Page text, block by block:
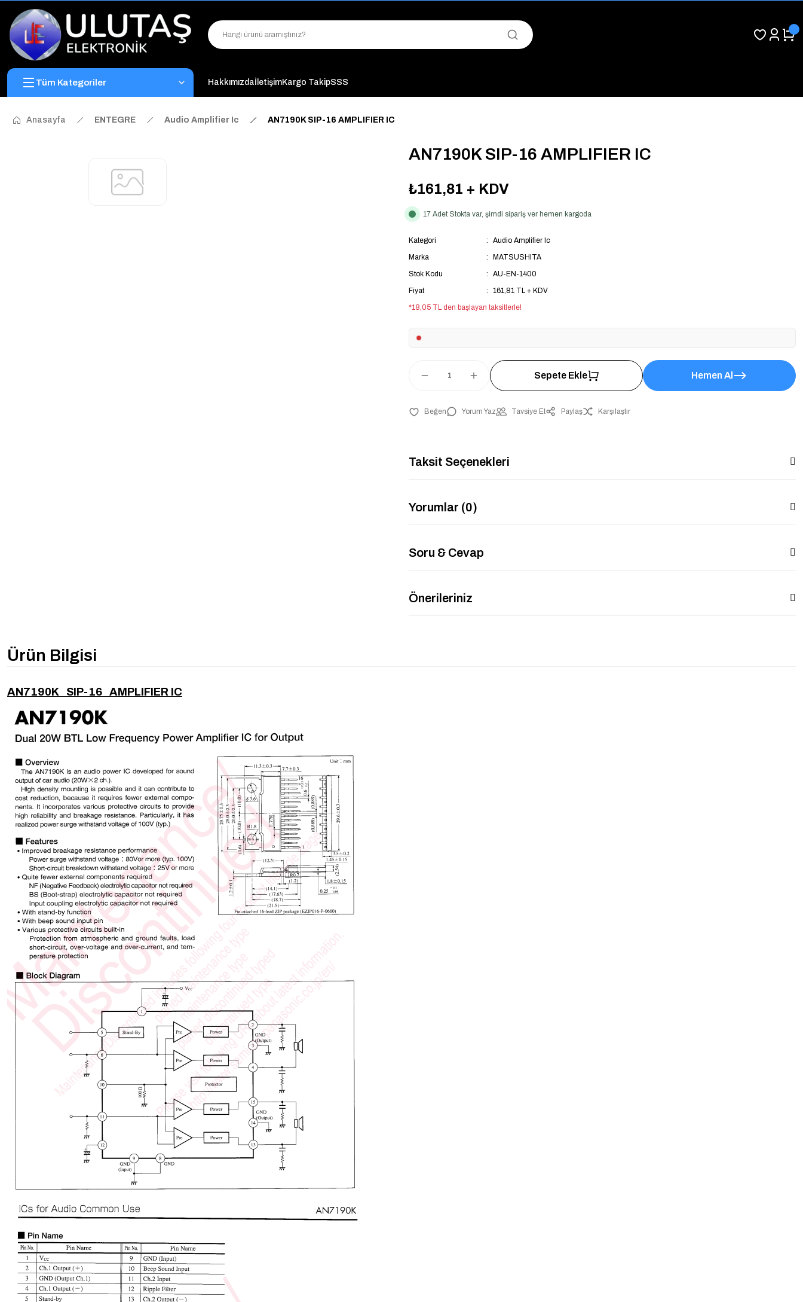
"Binlerce Ürün Çeşitliliği ile Stoktan Hemen Teslim."
"Toptan Fiyatına Perakende Satış Avantajını Kaçırmayın!"
Tüm Kategoriler HakkımızdaİletişimKargo TakipSSS
Anasayfa ENTEGRE Audio Amplifier Ic AN7190K SIP-16 AMPLIFIER IC
AN7190K SIP-16 AMPLIFIER IC
₺161,81 + KDV
17 Adet Stokta var, şimdi sipariş ver hemen kargoda
Kategori
Audio Amplifier Ic
Marka
MATSUSHITA
Stok Kodu
AU-EN-1400
Fiyat
161,81 TL + KDV
*18,05 TL den başlayan taksitlerle!
Sepete Ekle Hemen Al
Yorum Yaz Tavsiye Et Paylaş Karşılaştır
Taksit Seçenekleri
Yorumlar (0)
Soru & Cevap
Önerileriniz
Ürün Bilgisi
AN7190K SIP-16 AMPLIFIER IC